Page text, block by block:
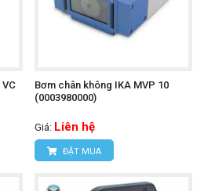
ngõ 85, Tân Xuân, Phường
dịch:Số nhà 20D, ngõ 16/28
Từ Liêm, TP. Hà Nội
/ 0976.082.395
Bơm chân không IKA MVP 10
(0003980000)
Giá: Liên hệ
ĐẶT MUA